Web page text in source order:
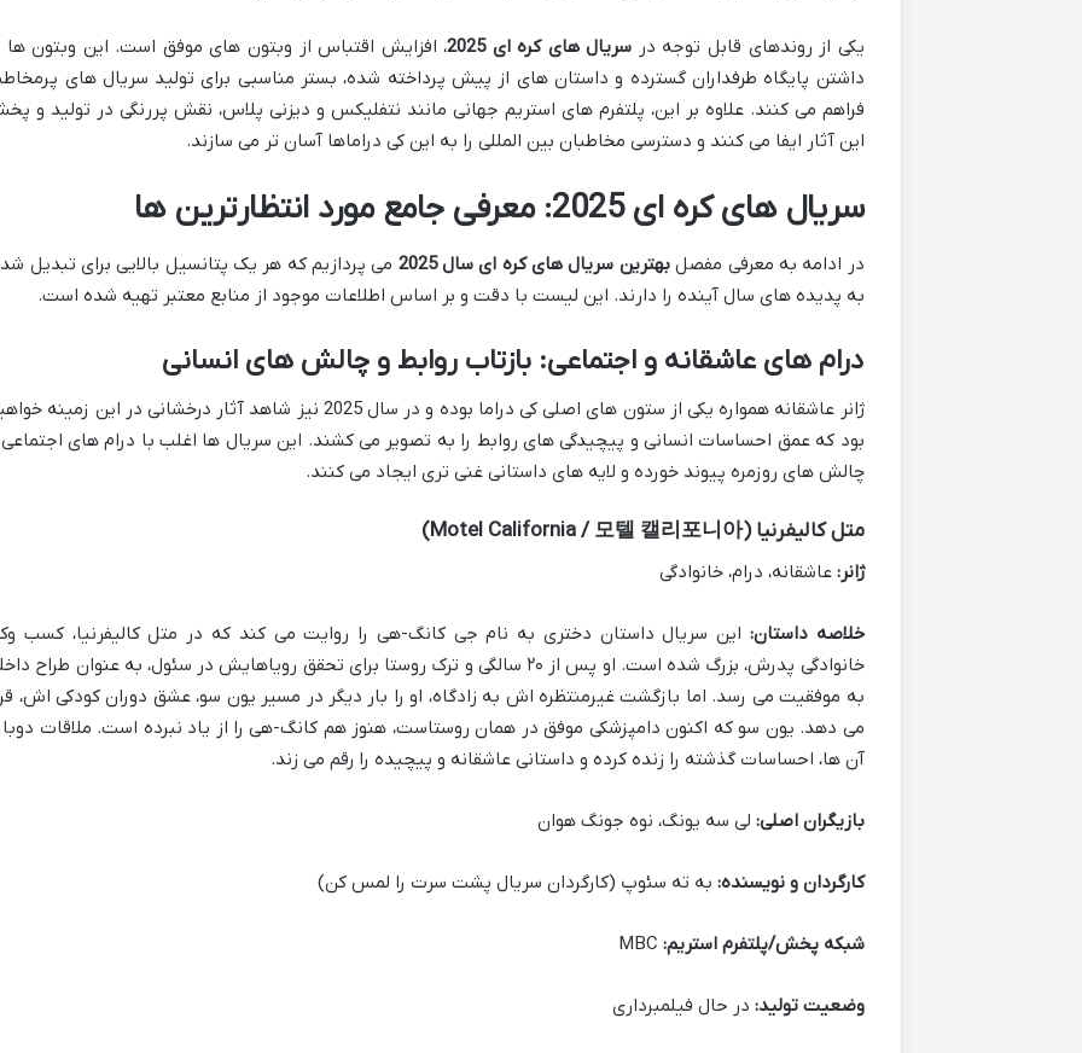
یکی از روندهای قابل توجه در سریال های کره ای 2025
، افزایش اقتباس از وبتون های موفق است. این وبتون ها
داشتن پایگاه طرفداران گسترده و داستان های از پیش پرداخته شده، بستر مناسبی برای تولید سریال های
فراهم می کنند. علاوه بر این، پلتفرم های استریم جهانی مانند نتفلیکس و دیزنی پلاس، نقش پررنگی در تولید و
این آثار ایفا می کنند و دسترسی مخاطبان بین المللی را به این کی دراماها آسان تر می سازند.
سریال های کره ای 2025: معرفی جامع مورد انتظارترین ها
در ادامه به معرفی مفصلبهترین سریال های کره ای سال 2025
می پردازیم که هر یک پتانسیل بالایی برای تبدیل
به پدیده های سال آینده را دارند. این لیست با دقت و بر اساس اطلاعات موجود از منابع معتبر تهیه شده است.
درام های عاشقانه و اجتماعی: بازتاب روابط و چالش های انسانی
ژانر عاشقانه همواره یکی از ستون های اصلی کی دراما بوده و در سال 2025 نیز شاهد آثار درخشانی در این زمینه
بود که عمق احساسات انسانی و پیچیدگی های روابط را به تصویر می کشند. این سریال ها اغلب با درام های
چالش های روزمره پیوند خورده و لایه های داستانی غنی تری ایجاد می کنند.
متل کالیفرنیا (Motel California / 모텔 캘리포니아)
ژانر: عاشقانه، درام، خانوادگی
خلاصه داستان: این سریال داستان دختری به نام جی کانگ-هی را روایت می کند که در متل کالیفرنیا، کسب
خانوادگی پدرش، بزرگ شده است. او پس از ۲۰ سالگی و ترک روستا برای تحقق رویاهایش در سئول، به عنوان طراح
به موفقیت می رسد. اما بازگشت غیرمنتظره اش به زادگاه، او را بار دیگر در مسیر یون سو، عشق دوران کودکی اش،
می دهد. یون سو که اکنون دامپزشکی موفق در همان روستاست، هنوز هم کانگ-هی را از یاد نبرده است. ملاقات
آن ها، احساسات گذشته را زنده کرده و داستانی عاشقانه و پیچیده را رقم می زند.
بازیگران اصلی: لی سه یونگ، نوه جونگ هوان
کارگردان و نویسنده: به ته سئوپ (کارگردان سریال پشت سرت را لمس کن)
شبکه پخش/پلتفرم استریم:
وضعیت تولید: در حال فیلمبرداری